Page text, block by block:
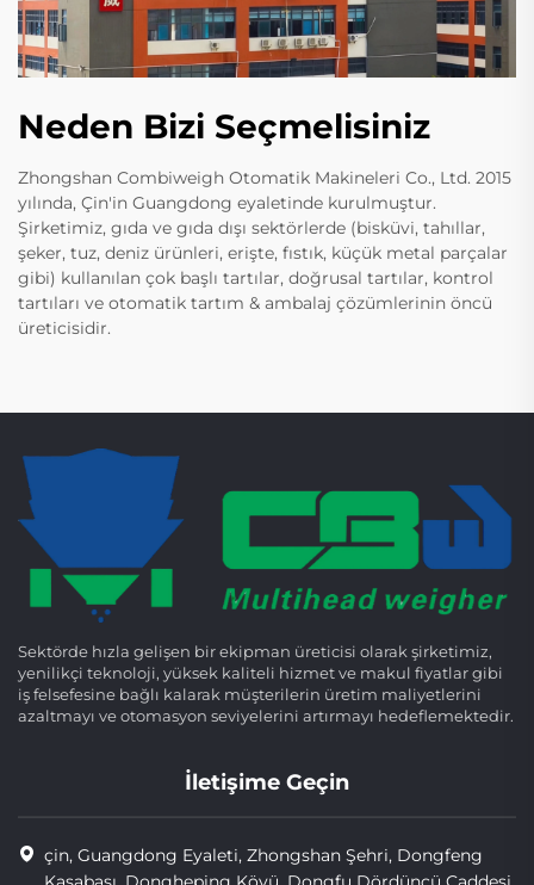
Neden Bizi Seçmelisiniz
Zhongshan Combiweigh Otomatik Makineleri Co., Ltd. 2015
yılında, Çin'in Guangdong eyaletinde kurulmuştur.
Şirketimiz, gıda ve gıda dışı sektörlerde (bisküvi, tahıllar,
şeker, tuz, deniz ürünleri, erişte, fıstık, küçük metal parçalar
gibi) kullanılan çok başlı tartılar, doğrusal tartılar, kontrol
tartıları ve otomatik tartım & ambalaj çözümlerinin öncü
üreticisidir.
Sektörde hızla gelişen bir ekipman üreticisi olarak şirketimiz,
yenilikçi teknoloji, yüksek kaliteli hizmet ve makul fiyatlar gibi
iş felsefesine bağlı kalarak müşterilerin üretim maliyetlerini
azaltmayı ve otomasyon seviyelerini artırmayı hedeflemektedir.
İletişime Geçin
çin, Guangdong Eyaleti, Zhongshan Şehri, Dongfeng